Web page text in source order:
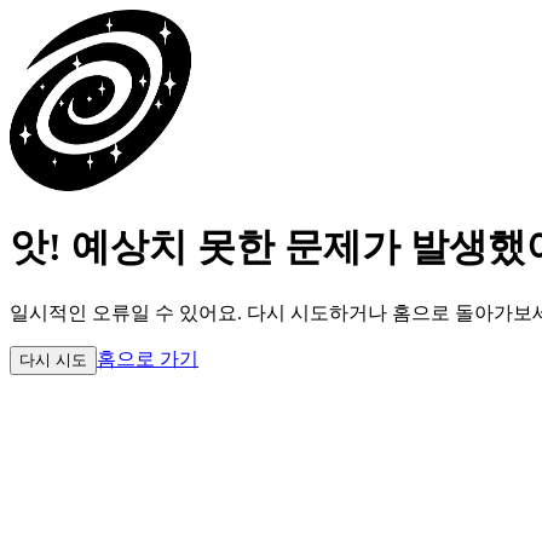
앗! 예상치 못한 문제가 발생했
일시적인 오류일 수 있어요. 다시 시도하거나 홈으로 돌아가보
다시 시도 홈으로 가기